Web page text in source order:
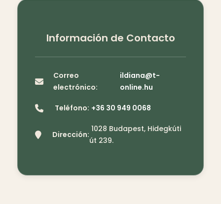
Información de Contacto
Correo
electrónico:
ildiana@t-
online.hu
Teléfono: +36 30 949 0068
Dirección:
1028 Budapest, Hidegkúti
út 239.